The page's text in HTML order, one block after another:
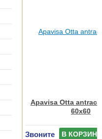
Apavisa Otta
60x60
Звоните В КОРЗИНУ